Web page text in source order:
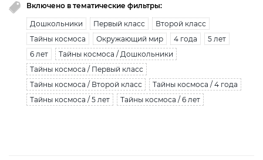
Включено в тематические фильтры:
Дошкольники Первый класс
Второй класс
Тайны космоса
Окружающий мир 4 года
5 лет
6 лет
Тайны космоса / Дошкольники
Тайны космоса / Первый класс
Тайны космоса / Второй класс
Тайны космоса / 4 года
Тайны космоса / 5 лет
Тайны космоса / 6 лет